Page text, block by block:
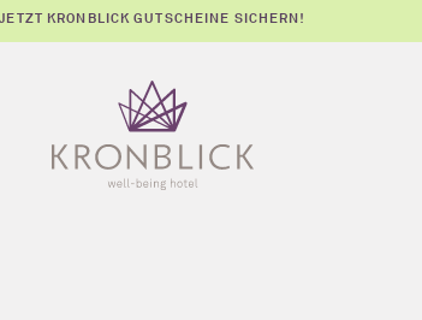
JETZT KRONBLICK GUTSCHEINE SICHERN!